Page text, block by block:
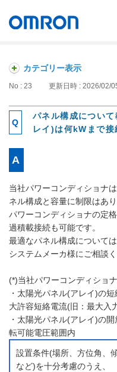
カテゴリー表示
No : 23 更新日時 : 2026/02/
パネル構成につい
レイ)は何kWまで接
当社パワーコンディショナ
ネル構成と容量に制限はあり
パワーコンディショナの定
過積載接続も可能です。
最適なパネル構成について
システムメーカ様にご相談く
(*)当社パワーコンディショ
・太陽光パネル(アレイ)の
大許容短絡電流(旧：最大入
・太陽光パネル(アレイ)の
転可能電圧範囲内
設置条件(場所、方位角、
など)を十分考慮のうえ、